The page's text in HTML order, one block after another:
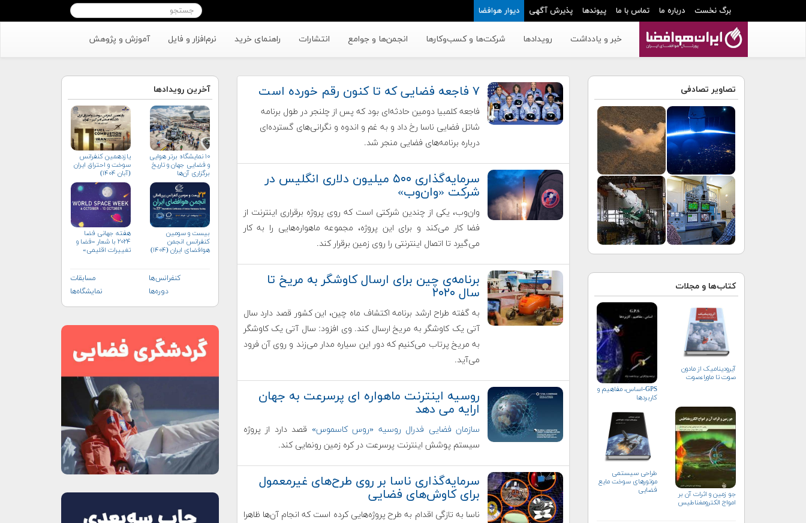
برگ نخست درباره ما تماس با ما پیوندها پذیرش آگهی دیوار هوافضا
خبر و یادداشت رویدادها شرکت‌ها و کسب‌وکار‌ها انجمن‌ها و جوامع انتشارات راهنمای خرید نرم‌افزار و فایل آموزش و پژوهش
تصاویر تصادفی
کتاب‌ها و مجلات
آیرودینامیک از مادون
صوت تا ماوراءصوت
GPS-اساس، مفاهیم و
کاربردها
جو زمين و اثرات آن بر
امواج الكترومغناطيس
طراحی سیستمی
موتورهای سوخت مایع
فضایی
۷ فاجعه فضایی که تا کنون رقم خورده است
فاجعه کلمبیا دومین حادثه‌ای بود که پس از چلنجر در طول برنامه
شاتل فضایی ناسا رخ داد و به غم و اندوه و نگرانی‌های گسترده‌ای
درباره برنامه‌های فضایی منجر شد.
سرمایه‌گذاری ۵۰۰ میلیون دلاری انگلیس در
شرکت «وان‌وب»
وان‌وب، یکی از چندین شرکتی است که روی پروژه برقراری اینترنت از
فضا کار می‌کند و برای این پروژه، مجموعه ماهواره‌هایی را به کار
می‌گیرد تا اتصال اینترنتی را روی زمین برقرار کند.
برنامه‌ی چین برای ارسال کاوشگر به مریخ تا
سال ۲۰۲۰
به گفته طراح ارشد برنامه اکتشاف ماه چین، این کشور قصد دارد سال
آتی یک کاوشگر به مریخ ارسال کند. وی افزود: سال آتی یک کاوشگر
به مریخ پرتاب می‌کنیم که دور این سیاره مدار می‌زند و روی آن فرود
می‌آید.
روسیه اینترنت ماهواره ای پرسرعت به جهان
ارایه می دهد
سازمان فضایی فدرال روسیه «روس کاسموس» قصد دارد از پروژه
سیستم پوشش اینترنت پرسرعت در کره زمین رونمایی کند.
سرمایه‌گذاری ناسا بر روی طرح‌های غیرمعمول
برای کاوش‌های فضایی
ناسا به تازگی اقدام به طرح پروژه‌هایی کرده است که انجام آن‌ها ظاهرا
آخرین رویدادها
۱۰ نمایشگاه برتر هوایی
و فضایی جهان و تاریخ
برگزاری آن‌ها
یازدهمین کنفرانس
سوخت و احتراق ایران
(آبان‌ ۱۴۰۴)
بیست و سومین
کنفرانس انجمن
هوافضای ايران (۱۴۰۴)
هفته جهانی فضا
۲۰۲۴ با شعار «فضا و
تغییرات اقلیمی»
کنفرانس‌ها
مسابقات
دوره‌ها
نمایشگاه‌ها